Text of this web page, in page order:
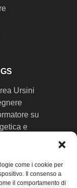
come i cookie per
Il consenso a
il comportamento di
Ursini
su
e